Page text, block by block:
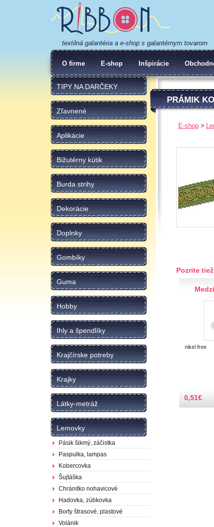
textilná galantéria a e-shop s galantérnym tovarom
O firme E-shop Inšpirácie
TIPY NA DARČEKY
Zľavnené
Aplikácie
Bižutérny kútik
Burda strihy
Dekorácie
Doplnky
Gombíky
Guma
Hobby
Ihly a špendlíky
Krajčírske potreby
Krajky
Látky-metráž
Lemovky
Pásik šikmý, záčistka
Paspulka, lampas
Kobercovka
Šujtáška
Chránitko nohavicové
Hadovka, zúbkovka
Borty štrasové, plastové
Volánik
PRÁMIK
E-shop
Pozrite tiež
nikel free
0,51€